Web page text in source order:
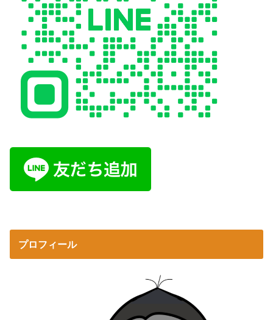
プロフィール